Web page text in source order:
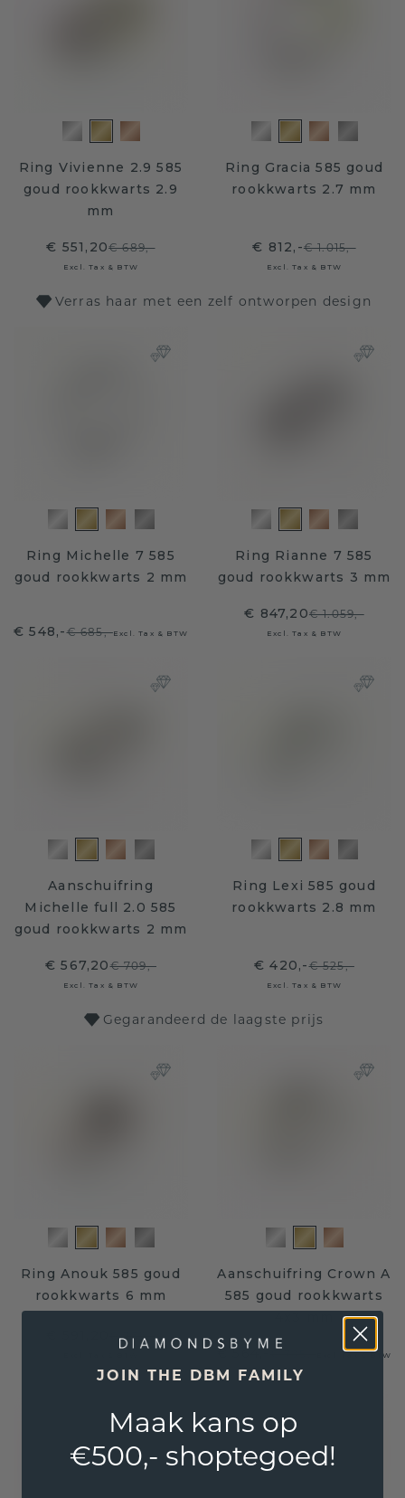
Ring Vivienne 2.9 585
goud rookkwarts 2.9
mm
€ 551,20€ 689,-
Excl. Tax & BTW
Ring Gracia 585 goud
rookkwarts 2.7 mm
€ 812,-€ 1.015,-
Excl. Tax & BTW
Verras haar met een zelf ontworpen design
Ring Michelle 7 585
goud rookkwarts 2 mm
€ 548,-€ 685,-Excl. Tax & BTW
Ring Rianne 7 585
goud rookkwarts 3 mm
€ 847,20€ 1.059,-
Excl. Tax & BTW
Aanschuifring
Michelle full 2.0 585
goud rookkwarts 2 mm
€ 567,20€ 709,-
Excl. Tax & BTW
Ring Lexi 585 goud
rookkwarts 2.8 mm
€ 420,-€ 525,-
Excl. Tax & BTW
Gegarandeerd de laagste prijs
Ring Anouk 585 goud
rookkwarts 6 mm
€ 739,-
Aanschuifring Crown A
585 goud rookkwarts
€ 564,- Excl. Tax & BTW
JOIN THE DBM FAMILY
Maak kans op
€500,- shoptegoed!